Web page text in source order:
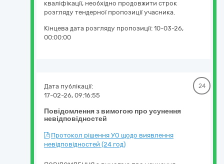
кваліфікації, необхідно продовжити строк
розгляду тендерної пропозиції учасника.
Кінцева дата розгляду пропозиції: 10-03-26,
00:00:00
Повідомлення з вимогою про усунення
невідповідностей
Дата публікації:
17-02-26, 09:16:55
24
Протокол рішення УО щодо виявлення
невідповідностей (24 год)